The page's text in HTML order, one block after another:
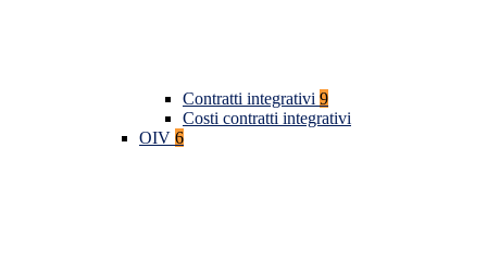
Contratti integrativi 9
Costi contratti integrativi
OIV 6